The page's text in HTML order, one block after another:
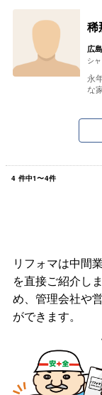
稀
広
シ
永
な
そ
い
生
4 件中1〜4件
リフォマは中間
を直接ご紹介し
め、管理会社や
ができます。